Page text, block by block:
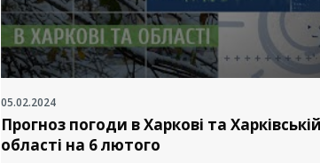
05.02.2024
Прогноз погоди в Харкові та Харківській
області на 6 лютого